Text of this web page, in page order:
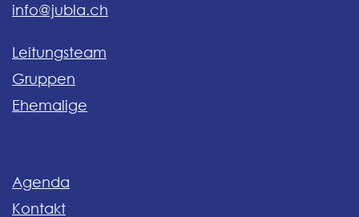
info@jubla.ch
Leitungsteam
Gruppen
Ehemalige
Agenda
Kontakt